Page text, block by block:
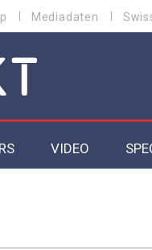
Mediadaten
VIDEO